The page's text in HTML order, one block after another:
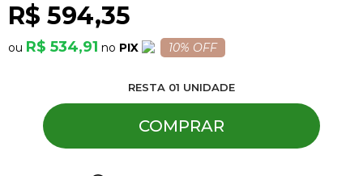
R$ 594,35
R$ 534,91 PIX 10% OFF
RESTA 01 UNIDADE
COMPRAR
Piercing
Pedras Preciosas
Presente